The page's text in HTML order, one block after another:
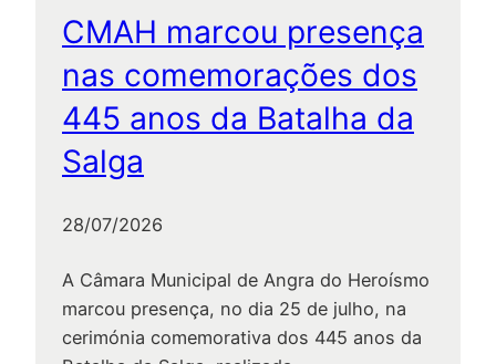
CMAH marcou presença
nas comemorações dos
445 anos da Batalha da
Salga
28/07/2026
A Câmara Municipal de Angra do Heroísmo
marcou presença, no dia 25 de julho, na
cerimónia comemorativa dos 445 anos da